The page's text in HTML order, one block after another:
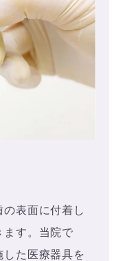
表面に付着し
ます。当院で
した医療器具を